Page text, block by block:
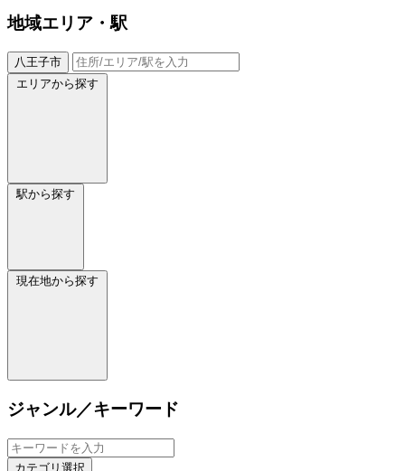
地域エリア・駅
八王子市
エリアから探す
駅から探す
現在地から探す
ジャンル／キーワード
カテゴリ選択